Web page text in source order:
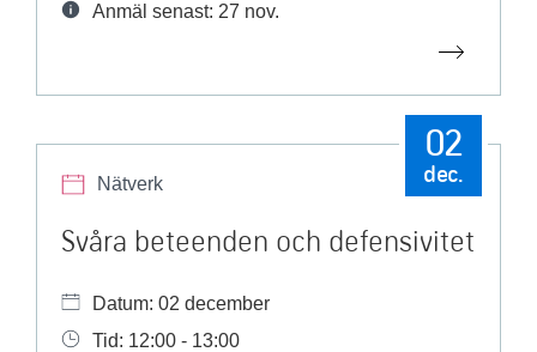
Anmäl senast: 27 nov.
Nätverk
02
dec.
Svåra beteenden och defensivitet
Datum: 02 december
Tid: 12:00 - 13:00